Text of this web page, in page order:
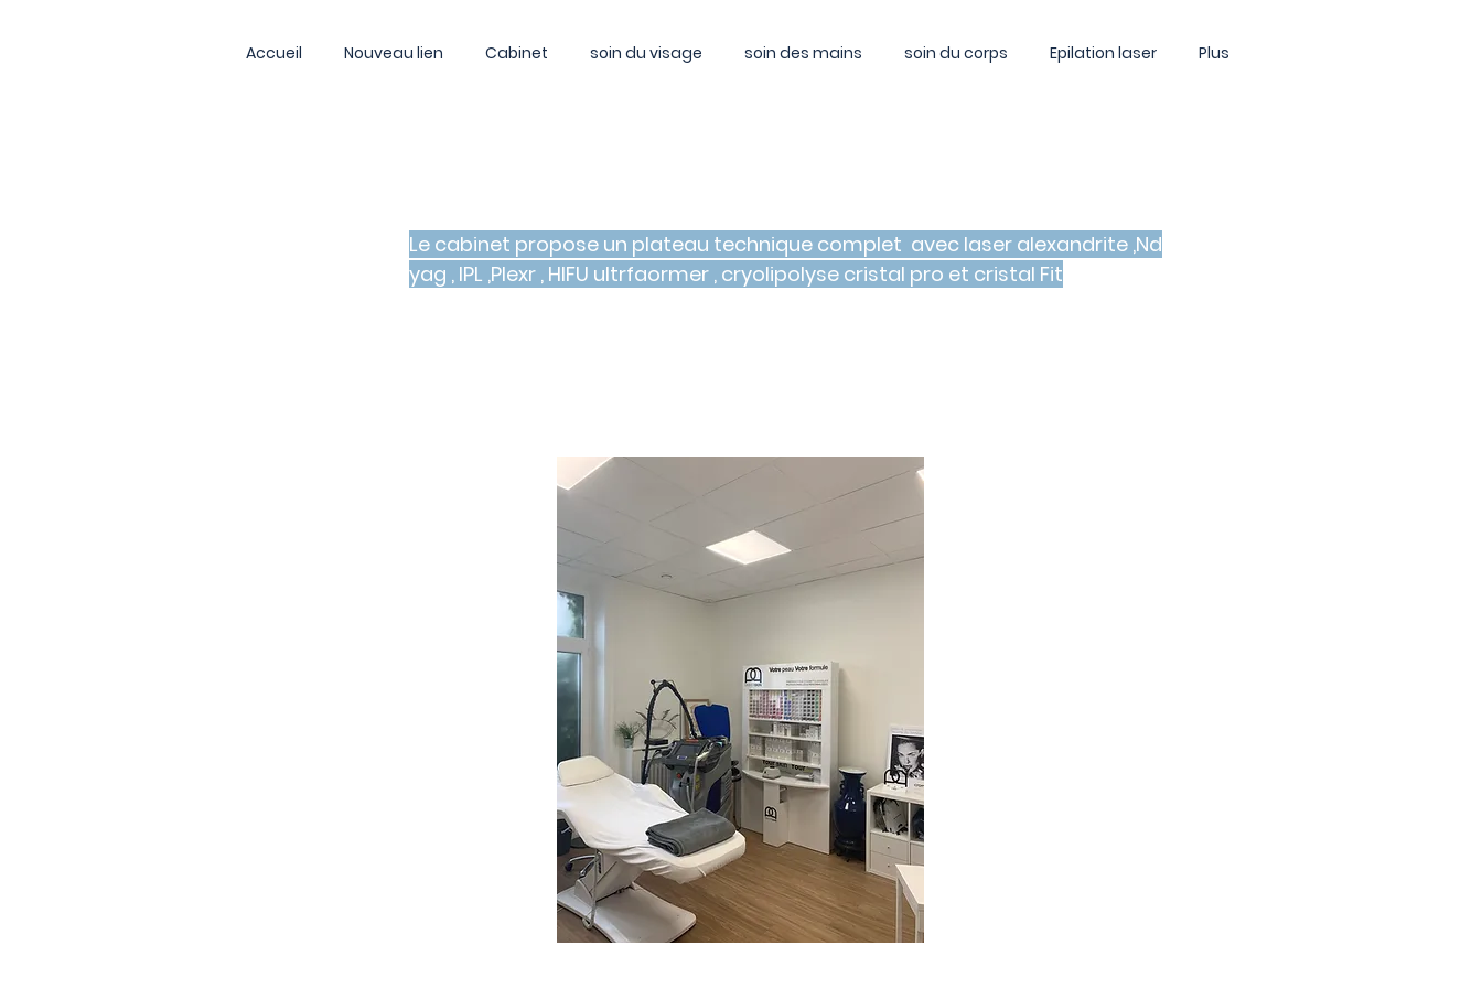
Accueil Nouveau lien Cabinet soin du visage soin des mains soin du corps Epilation laser Plus
Le cabinet propose un plateau technique complet avec laser alexandrite ,Nd
yag , IPL ,Plexr , HIFU ultrfaormer , cryolipolyse cristal pro et cristal Fit